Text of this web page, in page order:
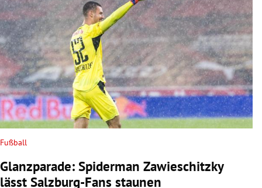
Fußball
Glanzparade: Spiderman Zawieschitzky
lässt Salzburg-Fans staunen